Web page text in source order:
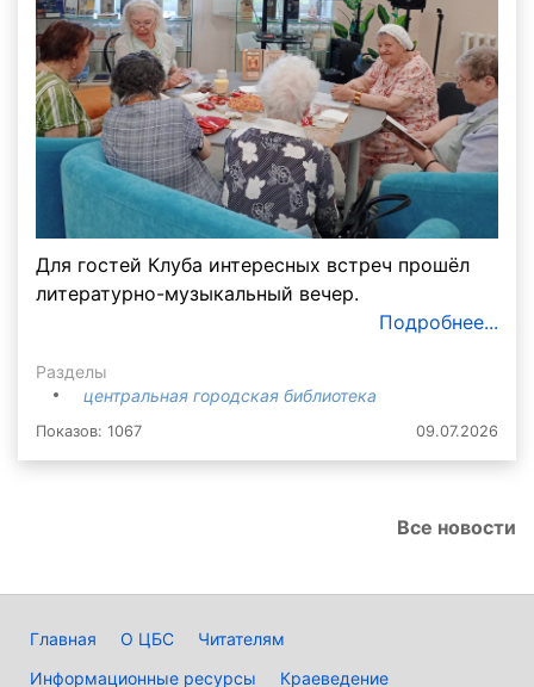
Для гостей Клуба интересных встреч прошёл
литературно-музыкальный вечер.
Подробнее...
Разделы
центральная городская библиотека
Показов: 1067 09.07.2026
Все новости
Главная О ЦБС
Читателям
Информационные ресурсы
Краеведение